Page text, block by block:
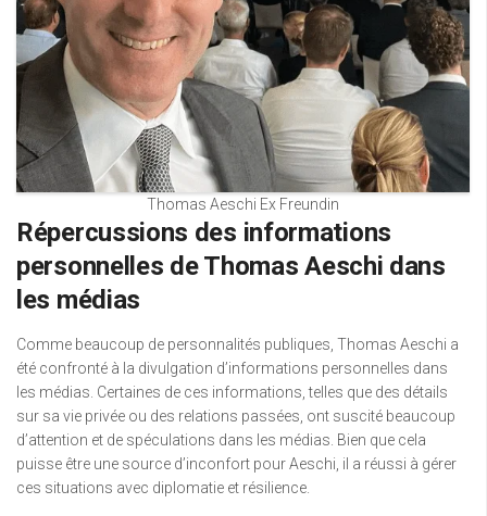
Thomas Aeschi Ex Freundin
Répercussions des informations
personnelles de Thomas Aeschi dans
les médias
Comme beaucoup de personnalités publiques, Thomas Aeschi a
été confronté à la divulgation d’informations personnelles dans
les médias. Certaines de ces informations, telles que des détails
sur sa vie privée ou des relations passées, ont suscité beaucoup
d’attention et de spéculations dans les médias. Bien que cela
puisse être une source d’inconfort pour Aeschi, il a réussi à gérer
ces situations avec diplomatie et résilience.